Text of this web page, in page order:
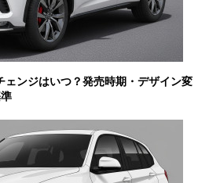
ェンジはいつ？発売時期・デザイン変